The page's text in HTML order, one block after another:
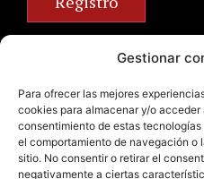
Gestionar
Para ofrecer las mejores
cookies para almacenar y/o
consentimiento de estas
el comportamiento de navegación
sitio. No consentir o retirar el
negativamente a ciertas
+34 963 672 314
info@emilianobodega.com
Parking